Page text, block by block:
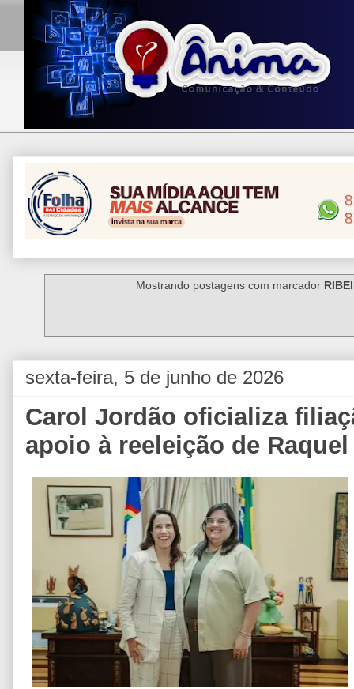
Mostrando postagens com marcador
sexta-feira, 5 de junho de 2026
Carol Jordão oficializa
apoio à reeleição de